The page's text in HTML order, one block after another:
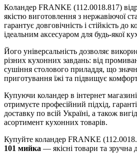
Коландер FRANKE (112.0018.817)
якістю виготовлення з нержавіючої
гарантує довговічність і стійкість до
ідеальним аксесуаром для будь-якої
Його універсальність дозволяє
різних кухонних завдань: від
сушіння столового приладдя, що
приготування їжі та підвищує
Купуючи коландер в інтернет
отримуєте професійний підхід,
доставку по всій Україні, а також
асортимент кухонних товарів.
Купуйте коландер FRANKE
101 мийка — якісні товари та зручна